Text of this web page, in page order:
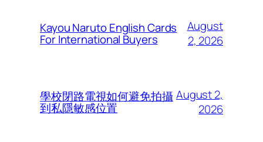
Kayou Naruto English Cards
For International Buyers
August
2, 2026
學校閉路電視如何避免拍攝
到私隱敏感位置
August 2,
2026